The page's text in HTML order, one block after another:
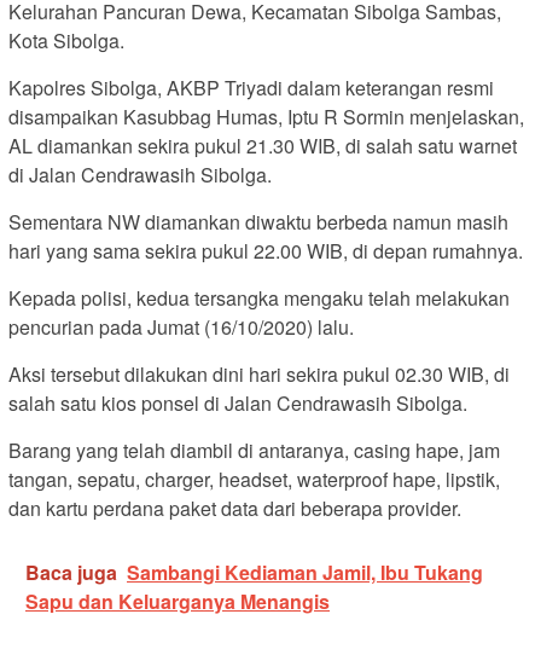
Kelurahan Pancuran Dewa, Kecamatan Sibolga Sambas,
Kota Sibolga.
Kapolres Sibolga, AKBP Triyadi dalam keterangan resmi
disampaikan Kasubbag Humas, Iptu R Sormin menjelaskan,
AL diamankan sekira pukul 21.30 WIB, di salah satu warnet
di Jalan Cendrawasih Sibolga.
Sementara NW diamankan diwaktu berbeda namun masih
hari yang sama sekira pukul 22.00 WIB, di depan rumahnya.
Kepada polisi, kedua tersangka mengaku telah melakukan
pencurian pada Jumat (16/10/2020) lalu.
Aksi tersebut dilakukan dini hari sekira pukul 02.30 WIB, di
salah satu kios ponsel di Jalan Cendrawasih Sibolga.
Barang yang telah diambil di antaranya, casing hape, jam
tangan, sepatu, charger, headset, waterproof hape, lipstik,
dan kartu perdana paket data dari beberapa provider.
Baca juga Sambangi Kediaman Jamil, Ibu Tukang
Sapu dan Keluarganya Menangis